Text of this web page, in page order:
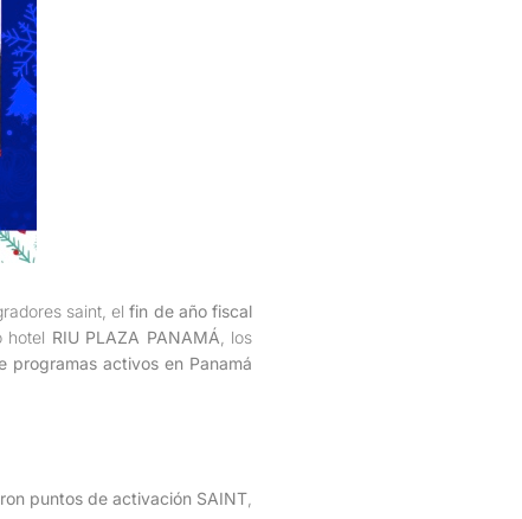
saint, elfin de año fiscal
hotel RIU PLAZA PANAMÁ , los
programas activos en Panamá
puntos de activación SAINT